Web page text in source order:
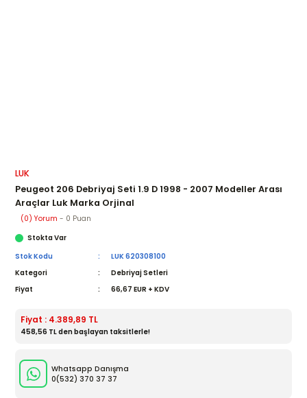
LUK
Peugeot 206 Debriyaj Seti 1.9 D 1998 - 2007 Modeller Arası
Araçlar Luk Marka Orjinal
(0) Yorum - 0 Puan
Stokta Var
Stok Kodu
LUK 620308100
Kategori
Debriyaj Setleri
Fiyat
66,67 EUR + KDV
Fiyat : 4.389,89 TL
458,56 TL den başlayan taksitlerle!
Whatsapp Danışma
0(532) 370 37 37